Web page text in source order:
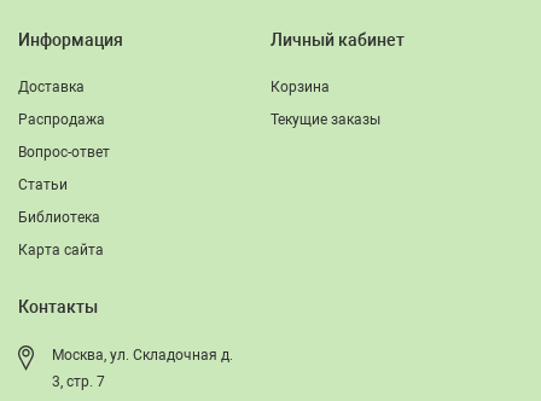
Контакты
Москва, ул. Складочная д.
3, стр. 7
Информация
Доставка
Распродажа
Вопрос-ответ
Статьи
Библиотека
Карта сайта
Личный кабинет
Корзина
Текущие заказы